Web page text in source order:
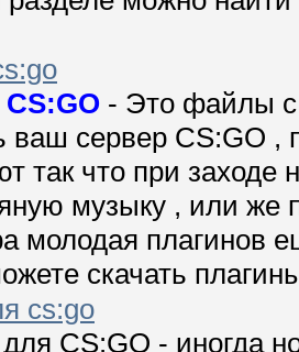
- Это файлы
ваш сервер CS:GO
так что при заходе
музыку , или же
молодая
скачать
cs:go
CS:GO - иногда